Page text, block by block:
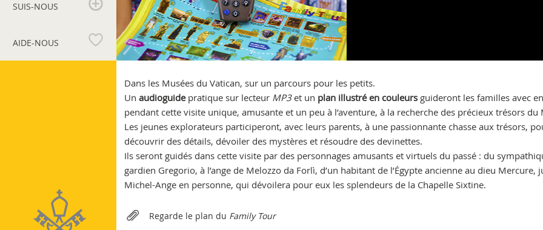
SUIS-NOUS
AIDE-NOUS
Dans les Musées du Vatican, sur un parcours pour les petits.
Un audioguidepratique sur lecteur MP3et un plan illustré en couleursguideront les familles avec
pendant cette visite unique, amusante et un peu à l’aventure, à la recherche des précieux trésors du
Les jeunes explorateurs participeront, avec leurs parents, à une passionnante chasse aux trésors,
découvrir des détails, dévoiler des mystères et résoudre des devinettes.
Ils seront guidés dans cette visite par des personnages amusants et virtuels du passé : du
gardien Gregorio, à l’ange de Melozzo da Forlì, d’un habitant de l’Égypte ancienne au dieu Mercure,
Michel-Ange en personne, qui dévoilera pour eux les splendeurs de la Chapelle Sixtine.
RelatedsRegarde le plan du Family Tour